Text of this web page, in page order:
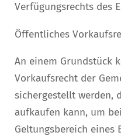
Verfügungsrechts des
Öffentliches
An einem Grundstück
Vorkaufsrecht der
sichergestellt werden,
aufkaufen kann, um
Geltungsbereich eines